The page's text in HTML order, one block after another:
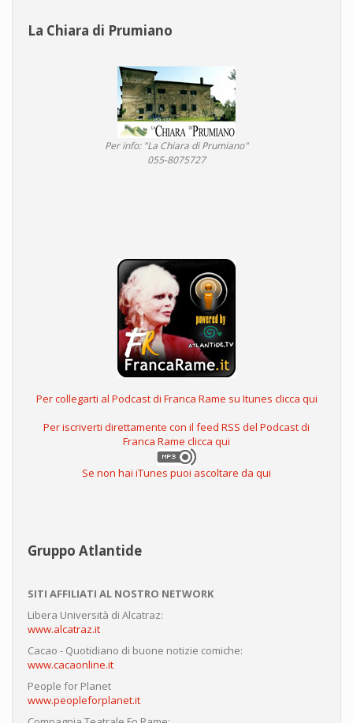
La Chiara di Prumiano
Per info: "La Chiara di Prumiano"
055-8075727
Per collegarti al Podcast di Franca Rame su Itunes clicca qui
Per iscriverti direttamente con il feed RSS del Podcast di
Franca Rame clicca qui
Se non hai iTunes puoi ascoltare da qui
Gruppo Atlantide
SITI AFFILIATI AL NOSTRO NETWORK
Libera Università di Alcatraz:
www.alcatraz.it
Cacao - Quotidiano di buone notizie comiche:
www.cacaonline.it
People for Planet
www.peopleforplanet.it